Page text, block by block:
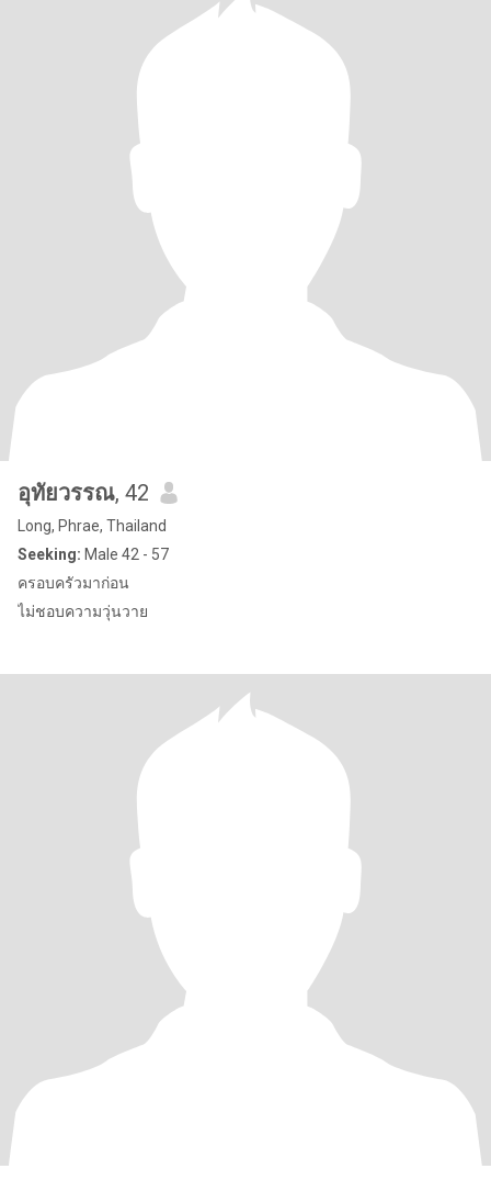
อุทัยวรรณ, 42
Long, Phrae, Thailand
Seeking: Male 42 - 57
ครอบครัวมาก่อน
ไม่ชอบความวุ่นวาย